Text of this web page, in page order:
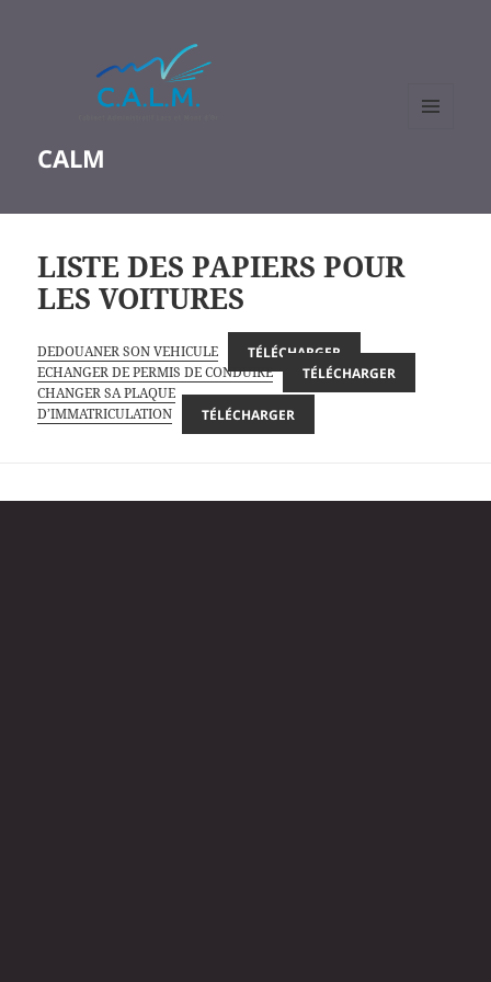
CALM
LISTE DES PAPIERS POUR
LES VOITURES
DEDOUANER SON VEHICULE
TÉLÉCHARGER
ECHANGER DE PERMIS DE CONDUIRE
TÉLÉCHARGER
CHANGER SA PLAQUE
D’IMMATRICULATION
TÉLÉCHARGER